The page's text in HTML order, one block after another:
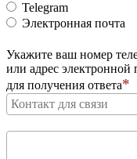
Telegram
Электронная почта
Укажите ваш номер
или адрес электронной
для получения ответа